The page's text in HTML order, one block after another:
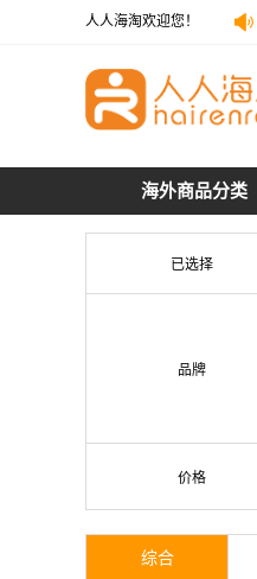
人人海淘欢迎您！
海外商品分类
已选择
品牌
价格
综合